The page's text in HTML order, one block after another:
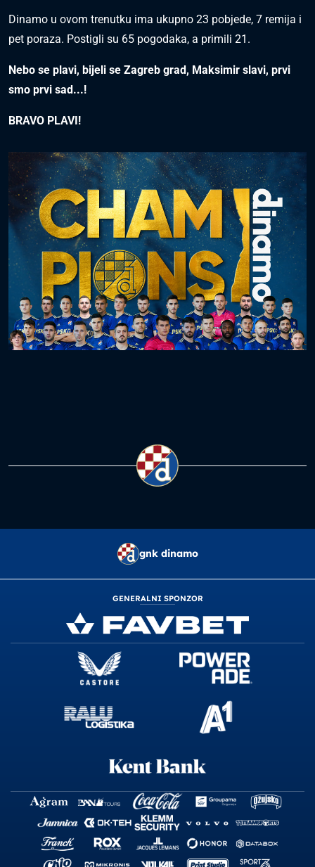
Dinamo u ovom trenutku ima ukupno 23 pobjede, 7 remija i
pet poraza. Postigli su 65 pogodaka, a primili 21.
Nebo se plavi, bijeli se Zagreb grad, Maksimir slavi, prvi
smo prvi sad...!
BRAVO PLAVI!
gnk dinamo
GENERALNI SPONZOR